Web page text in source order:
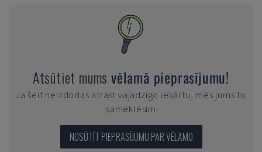
Atsūtiet mumsvēlamā pieprasījumu!
Ja šeit neizdodas atrast vajadzīgo iekārtu, mēs jums to
sameklēsim
NOSŪTĪT PIEPRASĪJUMU PAR VĒLAMO